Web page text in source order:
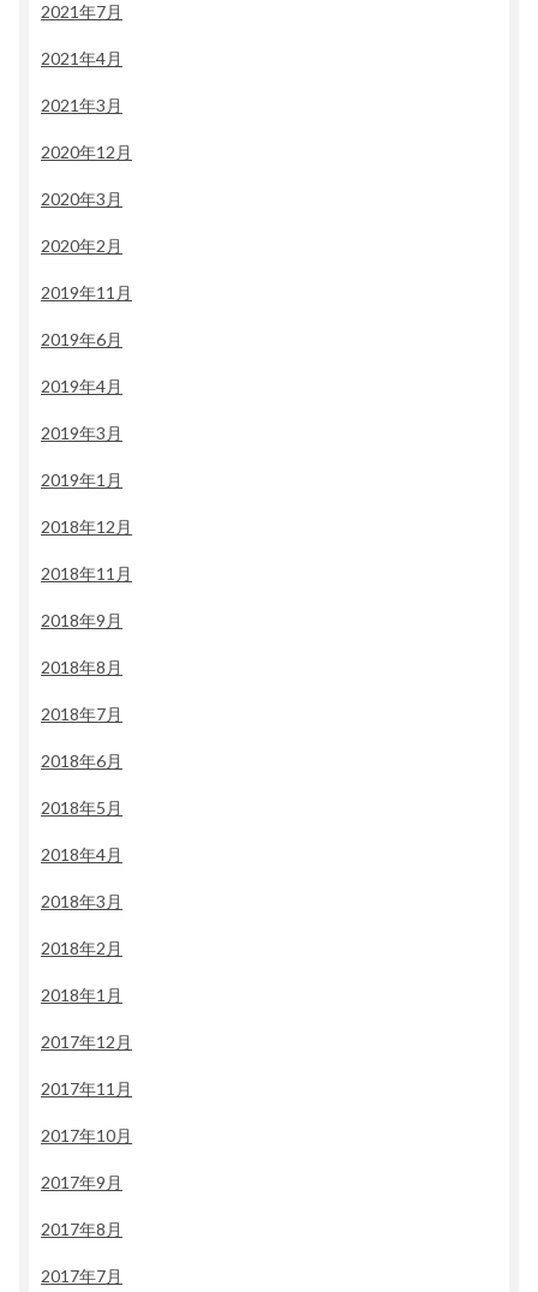
2021年7月
2021年4月
2021年3月
2020年12月
2020年3月
2020年2月
2019年11月
2019年6月
2019年4月
2019年3月
2019年1月
2018年12月
2018年11月
2018年9月
2018年8月
2018年7月
2018年6月
2018年5月
2018年4月
2018年3月
2018年2月
2018年1月
2017年12月
2017年11月
2017年10月
2017年9月
2017年8月
2017年7月